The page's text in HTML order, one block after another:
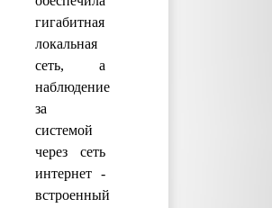
гигабитная
локальная
сеть, а
наблюдение
за
системой
через сеть
интернет -
встроенный